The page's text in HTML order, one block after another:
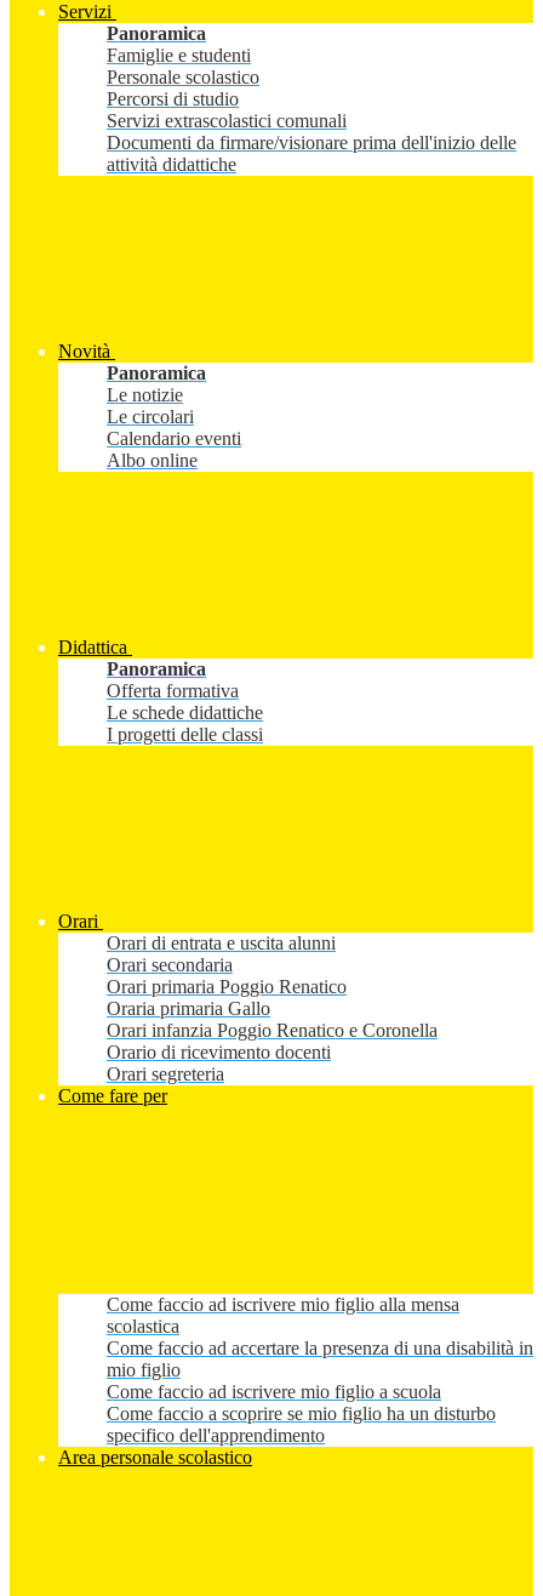
Servizi
Panoramica
Famiglie e studenti
Personale scolastico
Percorsi di studio
Servizi extrascolastici comunali
Documenti da firmare/visionare prima dell'inizio delle
attività didattiche
Novità
Panoramica
Le notizie
Le circolari
Calendario eventi
Albo online
Didattica
Panoramica
Offerta formativa
Le schede didattiche
I progetti delle classi
Orari
Orari di entrata e uscita alunni
Orari secondaria
Orari primaria Poggio Renatico
Oraria primaria Gallo
Orari infanzia Poggio Renatico e Coronella
Orario di ricevimento docenti
Orari segreteria
Come fare per
Come faccio ad iscrivere mio figlio alla mensa
scolastica
Come faccio ad accertare la presenza di una disabilità in
mio figlio
Come faccio ad iscrivere mio figlio a scuola
Come faccio a scoprire se mio figlio ha un disturbo
specifico dell'apprendimento
Area personale scolastico